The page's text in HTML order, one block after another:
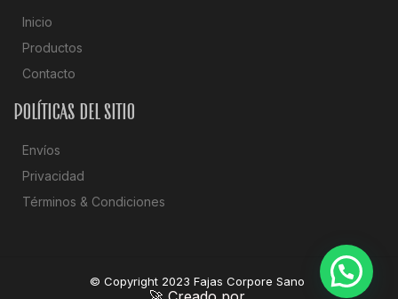
Inicio
Productos
Contacto
Políticas del sitio
Envíos
Privacidad
Términos & Condiciones
© Copyright 2023 Fajas Corpore Sano